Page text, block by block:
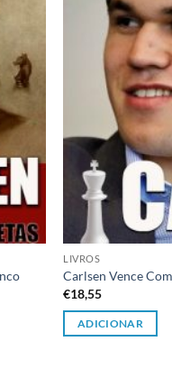
LIVROS
Carlsen Vence
€18,55
ADICIONAR